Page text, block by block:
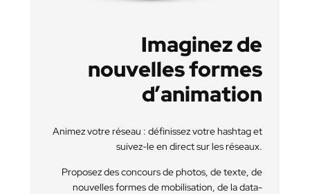
Imaginez de
nouvelles formes
d’animation
Animez votre réseau : définissez votre hashtag et
suivez-le en direct sur les réseaux.
Proposez des concours de photos, de texte, de
nouvelles formes de mobilisation, de la data-